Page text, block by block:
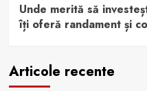
Unde merită să
îți oferă randament și
Articole recente